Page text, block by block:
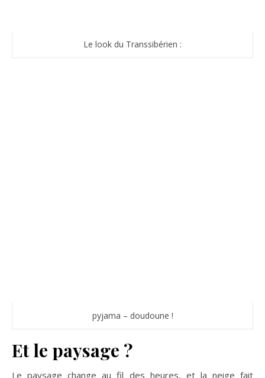
Le look du Transsibérien :
pyjama – doudoune !
Et le paysage ?
Le paysage change au fil des heures, et la neige fait